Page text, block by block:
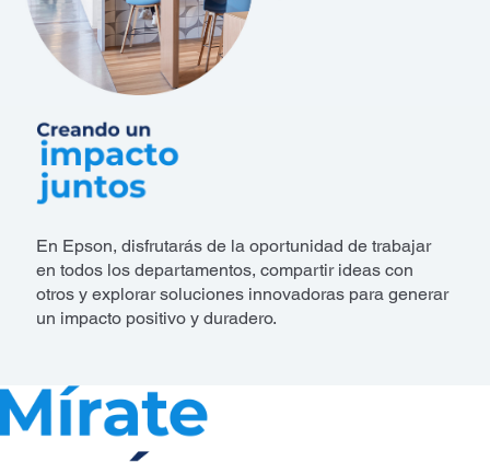
En Epson, disfrutarás de la oportunidad de trabajar
en todos los departamentos, compartir ideas con
otros y explorar soluciones innovadoras para generar
un impacto positivo y duradero.